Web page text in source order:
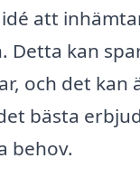
att
Detta kan
och det kan
bästa
behov.